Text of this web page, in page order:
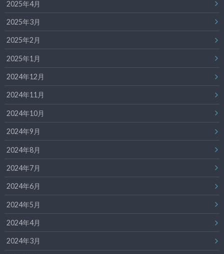
2025年4月
2025年3月
2025年2月
2025年1月
2024年12月
2024年11月
2024年10月
2024年9月
2024年8月
2024年7月
2024年6月
2024年5月
2024年4月
2024年3月